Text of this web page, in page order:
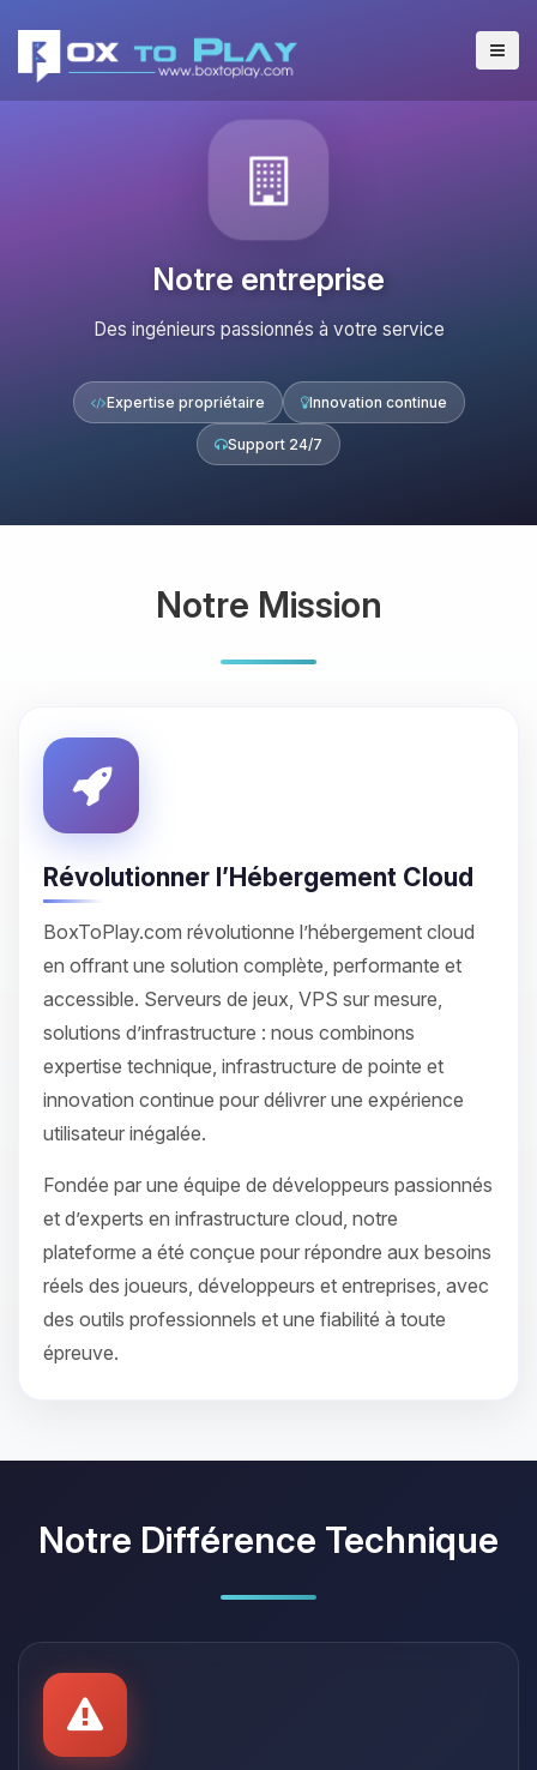
Notre entreprise
Des ingénieurs passionnés à votre service
Expertise propriétaire Innovation continue
Support 24/7
Notre Mission
Révolutionner l’Hébergement Cloud
BoxToPlay.com révolutionne l’hébergement cloud
en offrant une solution complète, performante et
accessible. Serveurs de jeux, VPS sur mesure,
solutions d’infrastructure : nous combinons
expertise technique, infrastructure de pointe et
innovation continue pour délivrer une expérience
utilisateur inégalée.
Fondée par une équipe de développeurs passionnés
et d’experts en infrastructure cloud, notre
plateforme a été conçue pour répondre aux besoins
réels des joueurs, développeurs et entreprises, avec
des outils professionnels et une fiabilité à toute
épreuve.
Notre Différence Technique
Youpi, enfin quelqu’un pour me